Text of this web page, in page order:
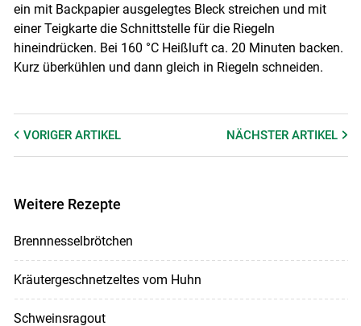
ein mit Backpapier ausgelegtes Bleck streichen und mit
einer Teigkarte die Schnittstelle für die Riegeln
hineindrücken. Bei 160 °C Heißluft ca. 20 Minuten backen.
Kurz überkühlen und dann gleich in Riegeln schneiden.
VORIGER ARTIKEL NÄCHSTERARTIKEL
Weitere Rezepte
Brennnesselbrötchen
Kräutergeschnetzeltes vom Huhn
Schweinsragout